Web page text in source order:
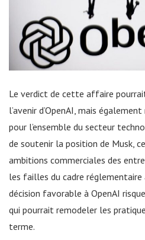
Le verdict de cette affaire
l’avenir d’OpenAI, mais
pour l’ensemble du secteur
de soutenir la position de Musk,
ambitions commerciales des
les failles du cadre réglementaire
décision favorable à OpenAI
qui pourrait remodeler les
terme.